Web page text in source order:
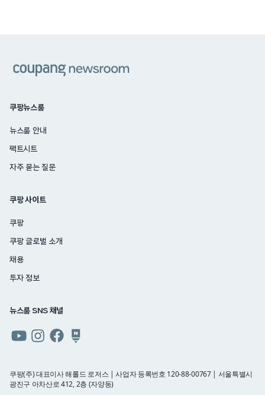
쿠팡뉴스룸
뉴스룸 안내
팩트시트
자주 묻는 질문
쿠팡 사이트
쿠팡
쿠팡 글로벌 소개
채용
투자 정보
뉴스룸 SNS 채널
유튜브인스타그램
페이스북네이버
블로그
쿠팡(주) 대표이사 해롤드 로저스 | 사업자 등록번호 120-88-00767 | 서울특별시
광진구 아차산로 412, 2층 (자양동)